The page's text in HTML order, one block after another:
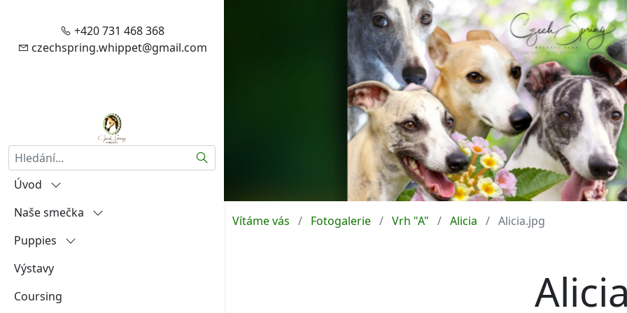
+420 731 468 368
czechspring.whippet@gmail.com
Úvod
Vítejte
Zásady zpracování vašich
Naše smečka
Igráček od Hněvína
Amalia Rosa Czech Spring
Aireen Czech Spring
Puppies
"A"
"B"
Výstavy
Coursing
Hledat
Vítáme vás Fotogalerie Vrh "A" Alicia Alicia.jpg